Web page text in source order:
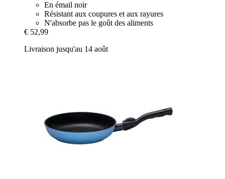
En émail noir
Résistant aux coupures et aux rayures
N'absorbe pas le goût des aliments
€ 52,99
Livraison jusqu'au 14 août